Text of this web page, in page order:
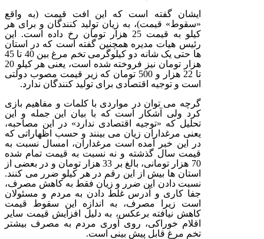
ایشان گفته است که این افت قیمت (به واقع
«سقوط» قیمت)، به زیان تولید کنندگان و برای هر
کیلو به قیمت 25 هزار تومان رخ داده است. این
رئیس هیات مدیره همچنین گفته است که در استان
ها حتی یک شانه دو کیلوگرمی تخم مرغ بین 40 تا 45
هزار تومان نیز فروخته شده است، یعنی هر کیلو 20
تا 22 هزار و 500 تومان که زیر قیمت مصوب دولتی
است و توجیه اقتصادی برای تولید کنندگان ندارد.
گرچه می توان در مواردی با کلمات و مفاهیم بازی
کرد ولی آشکار است که با بیان این جمله و این
تحلیل که «توجیه اقتصادی ندارد» در این مصاحبه،
یعنی مرغداران زیان می بینند و حسب اظهاراتی که
در این خبر آمده است مرغداران، امسال نسبت به
قیمت سال گذشته و نه نسبت به قیمت تمام شده
70 هزار تومانی، بالغ بر 33 هزار تومان و در بعضی از
استان ها بیش از این رقم در هر کیلو ضرر می کنند.
نسبت دادن این ضرر و زیان فقط به کاهش مصرف،
جفا کاری و آدرس غلط دادن به مردم و مسئولان
است زیرا مصرف، به اندازه این سقوط قیمت
کاهش نیافته برعکس، به دلیل افزایش قیمت سایر
اقلام خوراکی، روی آوری مردم به مصرف بیشتر
تخم مرغ قابل پیش بینی است.